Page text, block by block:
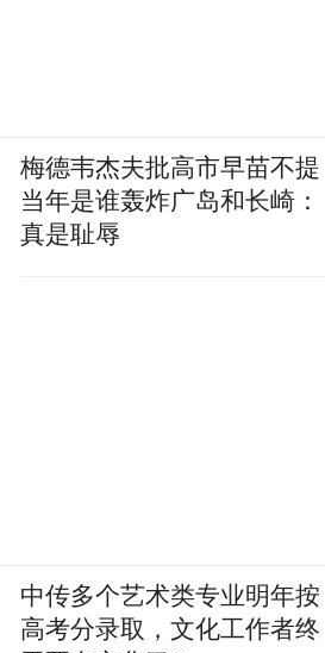
梅德韦杰夫批高市早苗不提
当年是谁轰炸广岛和长崎：
真是耻辱
中传多个艺术类专业明年按
高考分录取，文化工作者终